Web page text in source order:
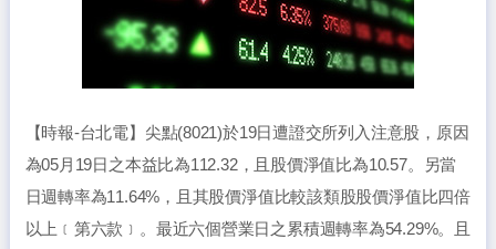
【時報-台北電】尖點(8021)於19日遭證交所列入注意股，原因
為05月19日之本益比為112.32，且股價淨值比為10.57。另當
日週轉率為11.64%，且其股價淨值比較該類股股價淨值比四倍
以上﹝第六款﹞。最近六個營業日之累積週轉率為54.29%。且